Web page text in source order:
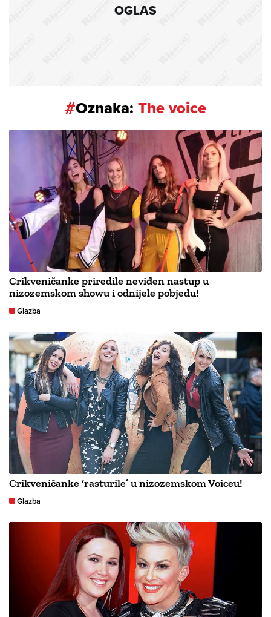
OGLAS
#Oznaka: The voice
Crikveničanke priredile neviđen nastup u
nizozemskom showu i odnijele pobjedu!
Glazba
Crikveničanke ‘rasturile’ u nizozemskom Voiceu!
Glazba